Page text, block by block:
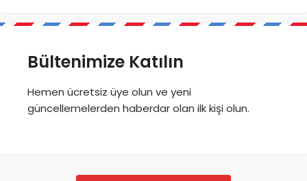
Bültenimize Katılın
Hemen ücretsiz üye olun ve yeni
güncellemelerden haberdar olan ilk kişi olun.